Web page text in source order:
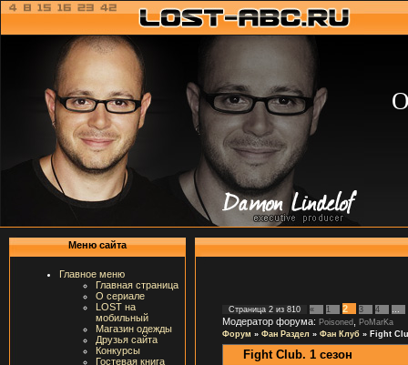
Меню сайта
Главное меню
Главная страница
О сериале
LOST на
мобильный
Магазин одежды
Друзья сайта
Конкурсы
Гостевая книга
Страница 2 из 810 « 1 2 3 4
Модератор форума: Poisoned
PoMarKa
Форум » Фан Раздел » Фан Клуб » Fight
Fight Club. 1 сезон